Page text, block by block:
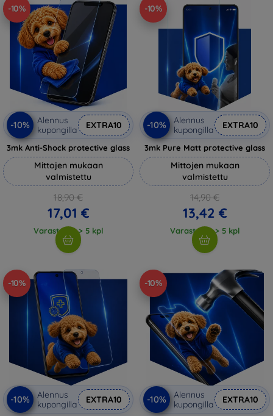
-10%
-10%
Alennus
kupongilla
EXTRA10
3mk Anti-Shock protective glass
Mittojen mukaan
valmistettu
18,90 €
17,01 €
Varastossa > 5 kpl
-10%
-10%
Alennus
kupongilla
EXTRA10
3mk Pure Matt protective glass
Mittojen mukaan
valmistettu
14,90 €
13,42 €
Varastossa > 5 kpl
-10%
-10%
Alennus
kupongilla
EXTRA10
-10%
-10%
Alennus
kupongilla
EXTRA10